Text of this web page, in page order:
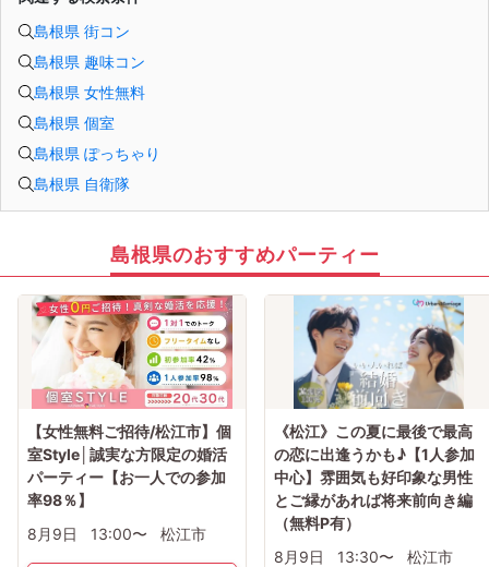
島根県 街コン
島根県 趣味コン
島根県 女性無料
島根県 個室
島根県 ぽっちゃり
島根県 自衛隊
島根県のおすすめパーティー
【女性無料ご招待/松江市】個
室Style│誠実な方限定の婚活
パーティー【お一人での参加
率98％】
8月9日
13:00〜 松江市
《松江》この夏に最後で最高
の恋に出逢うかも♪【1人参加
中心】雰囲気も好印象な男性
とご縁があれば将来前向き編
（無料P有）
8月9日
13:30〜 松江市